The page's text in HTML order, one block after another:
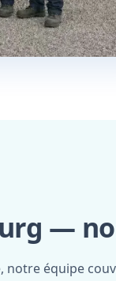
—
équipe